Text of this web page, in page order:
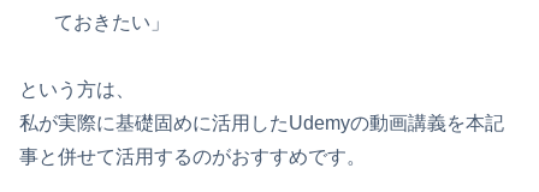
ておきたい」
という方は、
私が実際に基礎固めに活用したUdemyの動画講義を本記
事と併せて活用するのがおすすめです。